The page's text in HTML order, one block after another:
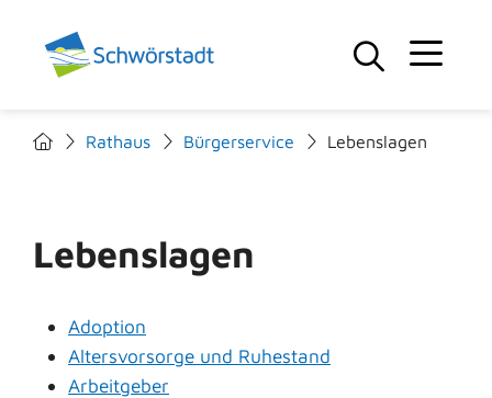
Rathaus Bürgerservice Lebenslagen
Lebenslagen
Adoption
Altersvorsorge und Ruhestand
Arbeitgeber